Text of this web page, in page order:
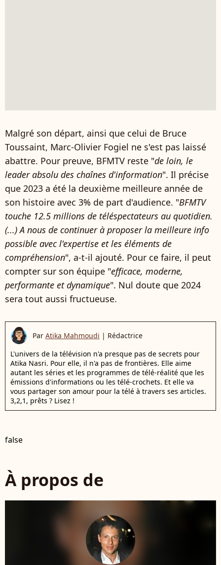
Malgré son départ, ainsi que celui de Bruce
Toussaint, Marc-Olivier Fogiel ne s'est pas laissé
abattre. Pour preuve, BFMTV reste "de loin, le
leader absolu des chaînes d'information". Il précise
que 2023 a été la deuxième meilleure année de
son histoire avec 3% de part d'audience. "BFMTV
touche 12.5 millions de téléspectateurs au quotidien.
(...) A nous de continuer à proposer la meilleure info
possible avec l'expertise et les éléments de
compréhension", a-t-il ajouté. Pour ce faire, il peut
compter sur son équipe "efficace, moderne,
performante et dynamique". Nul doute que 2024
sera tout aussi fructueuse.
Par Atika Mahmoudi | Rédactrice
L'univers de la télévision n'a presque pas de secrets pour
Atika Nasri. Pour elle, il n'a pas de frontières. Elle aime
autant les séries et les programmes de télé-réalité que les
émissions d'informations ou les télé-crochets. Et elle va
vous partager son amour pour la télé à travers ses articles.
3,2,1, prêts ? Lisez !
false
À propos de